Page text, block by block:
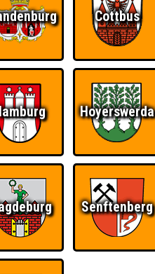
BUCHEN FAQ
Cottbus
Hoyerswerda
Senftenberg